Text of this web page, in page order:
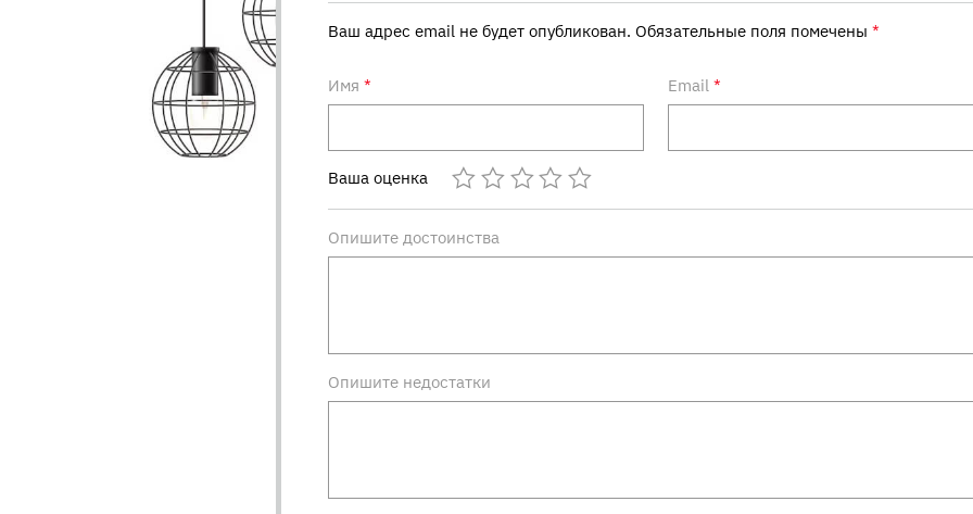
Ваш адрес email не будет опубликован. Обязательные поля помечены*
Имя* Email *
Ваша оценка
Опишите достоинства
Опишите недостатки